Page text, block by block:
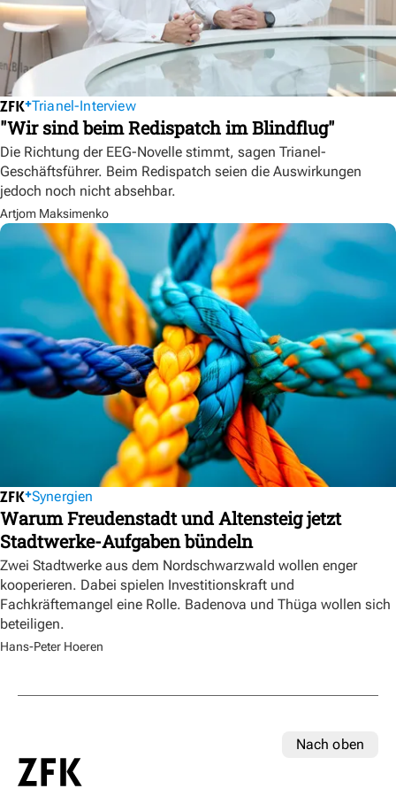
Trianel-Interview
"Wir sind beim Redispatch im Blindflug"
Die Richtung der EEG-Novelle stimmt, sagen Trianel-
Geschäftsführer. Beim Redispatch seien die Auswirkungen
jedoch noch nicht absehbar.
Artjom Maksimenko
Synergien
Warum Freudenstadt und Altensteig jetzt
Stadtwerke-Aufgaben bündeln
Zwei Stadtwerke aus dem Nordschwarzwald wollen enger
kooperieren. Dabei spielen Investitionskraft und
Fachkräftemangel eine Rolle. Badenova und Thüga wollen sich
beteiligen.
Hans-Peter Hoeren
Nach oben